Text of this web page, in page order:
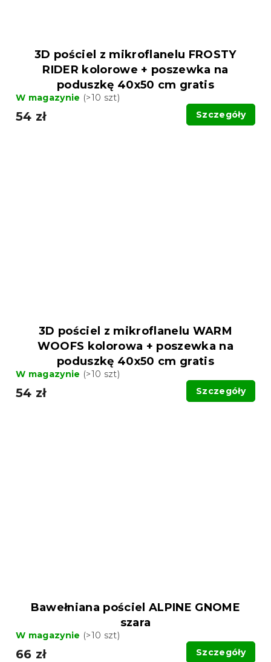
3D pościel z mikroflanelu FROSTY
RIDER kolorowe + poszewka na
poduszkę 40x50 cm gratis
W magazynie (>10 szt)
54 zł Szczegóły
3D pościel z mikroflanelu WARM
WOOFS kolorowa + poszewka na
poduszkę 40x50 cm gratis
W magazynie (>10 szt)
54 zł Szczegóły
Bawełniana pościel ALPINE GNOME
szara
W magazynie (>10 szt)
66 zł Szczegóły